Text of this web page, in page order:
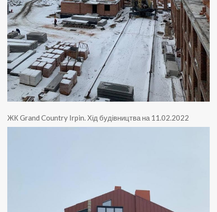
ЖК Grand Country Irpin. Хід будівництва на 11.02.2022